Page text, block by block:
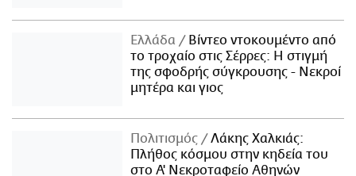
Ελλάδα
Βίντεο ντοκουμέντο από
το τροχαίο στις Σέρρες: Η στιγμή
της σφοδρής σύγκρουσης - Νεκροί
μητέρα και γιος
Πολιτισμός
Λάκης Χαλκιάς:
Πλήθος κόσμου στην κηδεία του
στο Α' Νεκροταφείο Αθηνών